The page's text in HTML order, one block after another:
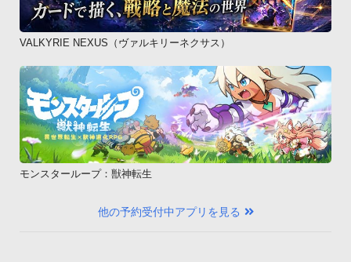
VALKYRIE NEXUS（ヴァルキリーネクサス）
モンスターループ：獣神転生
他の予約受付中アプリを見る